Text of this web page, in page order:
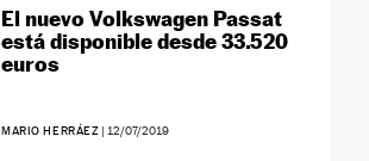
El nuevo Volkswagen Passat
está disponible desde 33.520
euros
MARIO HERRÁEZ | 12/07/2019